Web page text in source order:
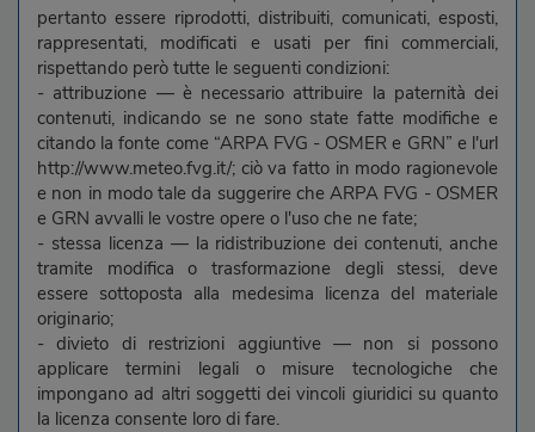
pertanto essere riprodotti, distribuiti, comunicati, esposti,
rappresentati, modificati e usati per fini commerciali,
rispettando però tutte le seguenti condizioni:
- attribuzione — è necessario attribuire la paternità dei
contenuti, indicando se ne sono state fatte modifiche e
citando la fonte come “ARPA FVG - OSMER e GRN” e l'url
http://www.meteo.fvg.it/; ciò va fatto in modo ragionevole
e non in modo tale da suggerire che ARPA FVG - OSMER
e GRN avvalli le vostre opere o l'uso che ne fate;
- stessa licenza — la ridistribuzione dei contenuti, anche
tramite modifica o trasformazione degli stessi, deve
essere sottoposta alla medesima licenza del materiale
originario;
- divieto di restrizioni aggiuntive — non si possono
applicare termini legali o misure tecnologiche che
impongano ad altri soggetti dei vincoli giuridici su quanto
la licenza consente loro di fare.